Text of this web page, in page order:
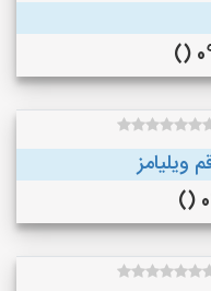
ویلیامز